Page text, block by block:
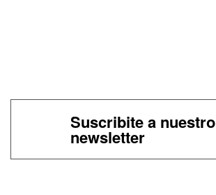
Suscribite a nuestro
newsletter